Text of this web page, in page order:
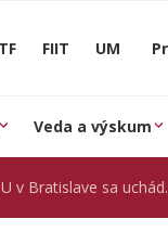
FIIT UM
Veda a výskum
sa uchádzajú dvaja kandidáti [teraz.sk]